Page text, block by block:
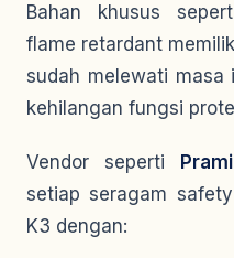
Bahan khusus
flame retardant
sudah melewati masa
kehilangan fungsi
Vendor seperti
setiap seragam
K3 dengan: